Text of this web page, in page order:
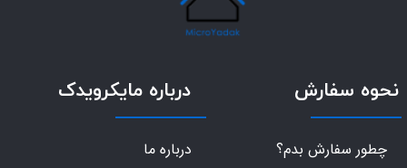
نحوه سفارش
چطور سفارش بدم؟
درباره مایکرویدک
درباره ما